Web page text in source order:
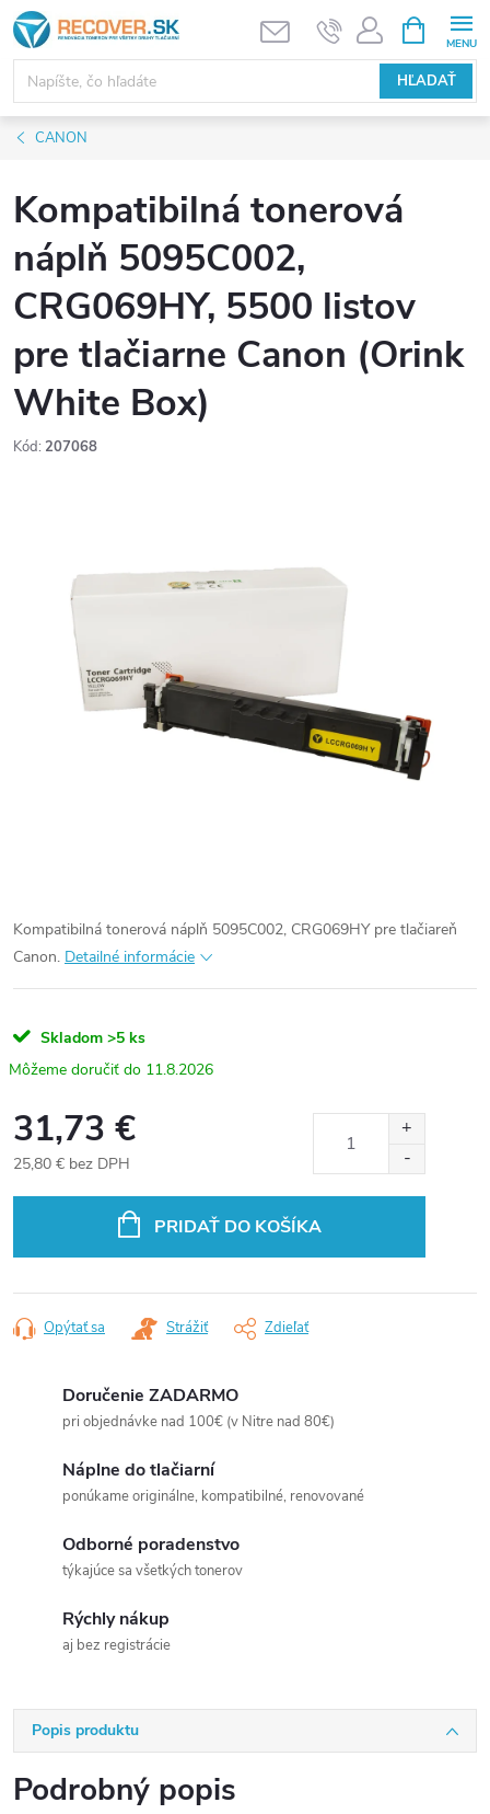
Prejsť
na
obsah
HĽADAŤ
KOŠÍK
CANON
Kompatibilná tonerová
náplň 5095C002,
CRG069HY, 5500 listov
pre tlačiarne Canon (Orink
White Box)
Kód: 207068
Kompatibilná tonerová náplň 5095C002, CRG069HY pre tlačiareň
Canon. Detailné informácie
Skladom >5 ks
11.8.2026
31,73 €
25,80 € bez DPH
PRIDAŤ DO KOŠÍKA
Opýtať sa Strážiť Zdieľať
Doručenie ZADARMO
pri objednávke nad 100€ (v Nitre nad 80€)
Náplne do tlačiarní
ponúkame originálne, kompatibilné, renovované
Odborné poradenstvo
týkajúce sa všetkých tonerov
Rýchly nákup
aj bez registrácie
Popis produktu
Podrobný popis